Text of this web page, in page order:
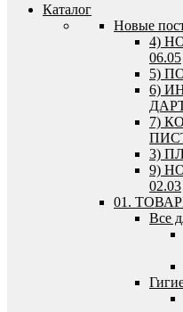
Каталог
Новые
4)
06.05
5)
6)
7)
3)
9)
02.03
01.
Все